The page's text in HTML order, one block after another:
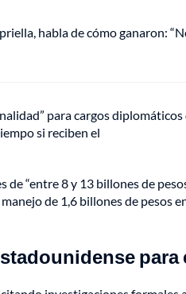
habla de cómo ganaron:
para cargos
si reciben el
“entre 8 y 13 billones de
de 1,6 billones de pesos
para